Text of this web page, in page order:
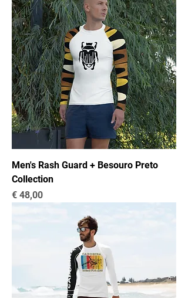
Men's Rash Guard + Besouro Preto
Collection
Preço
€ 48,00